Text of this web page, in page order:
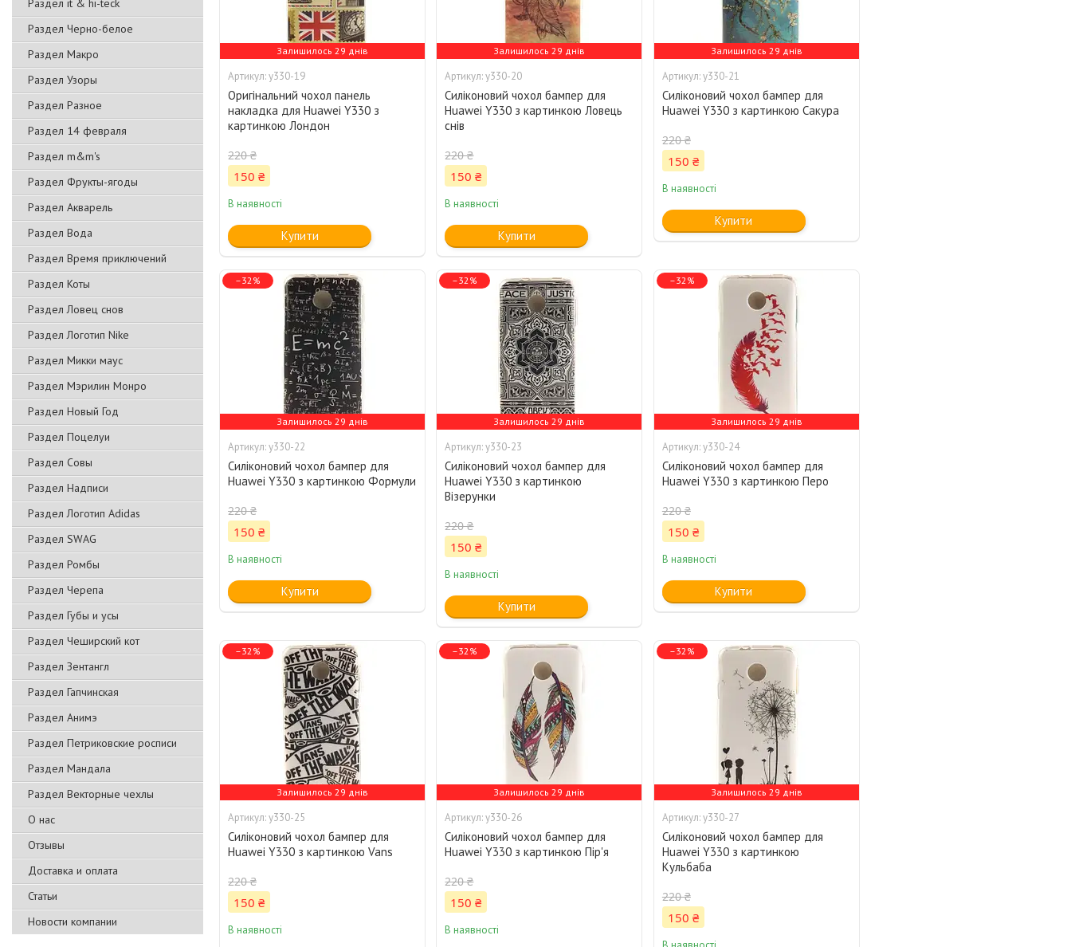
Раздел it & hi-teck
Раздел Черно-белое
Раздел Макро
Раздел Узоры
Раздел Разное
Раздел 14 февраля
Раздел m&m's
Раздел Фрукты-ягоды
Раздел Акварель
Раздел Вода
Раздел Время приключений
Раздел Коты
Раздел Ловец снов
Раздел Логотип Nike
Раздел Микки маус
Раздел Мэрилин Монро
Раздел Новый Год
Раздел Поцелуи
Раздел Совы
Раздел Надписи
Раздел Логотип Adidas
Раздел SWAG
Раздел Ромбы
Раздел Черепа
Раздел Губы и усы
Раздел Чеширский кот
Раздел Зентангл
Раздел Гапчинская
Раздел Анимэ
Раздел Петриковские росписи
Раздел Мандала
Раздел Векторные чехлы
О нас
Отзывы
Доставка и оплата
Статьи
Новости компании
Залишилось 29 днів
y330-19
Оригінальний чохол панель
накладка для Huawei Y330 з
картинкою Лондон
220 ₴
150 ₴
В наявності
Купити
Залишилось 29 днів
y330-20
Силіконовий чохол бампер для
Huawei Y330 з картинкою Ловець
снів
220 ₴
150 ₴
В наявності
Купити
Залишилось 29 днів
y330-21
Силіконовий чохол бампер для
Huawei Y330 з картинкою Сакура
220 ₴
150 ₴
В наявності
Купити
–32%
Залишилось 29 днів
y330-22
Силіконовий чохол бампер для
Huawei Y330 з картинкою Формули
220 ₴
150 ₴
В наявності
Купити
–32%
Залишилось 29 днів
y330-23
Силіконовий чохол бампер для
Huawei Y330 з картинкою
Візерунки
220 ₴
150 ₴
В наявності
Купити
–32%
Залишилось 29 днів
y330-24
Силіконовий чохол бампер для
Huawei Y330 з картинкою Перо
220 ₴
150 ₴
В наявності
Купити
–32%
Залишилось 29 днів
y330-25
Силіконовий чохол бампер для
Huawei Y330 з картинкою Vans
220 ₴
150 ₴
В наявності
–32%
Залишилось 29 днів
y330-26
Силіконовий чохол бампер для
Huawei Y330 з картинкою Пір'я
220 ₴
150 ₴
В наявності
–32%
Залишилось 29 днів
y330-27
Силіконовий чохол бампер для
Huawei Y330 з картинкою
Кульбаба
220 ₴
150 ₴